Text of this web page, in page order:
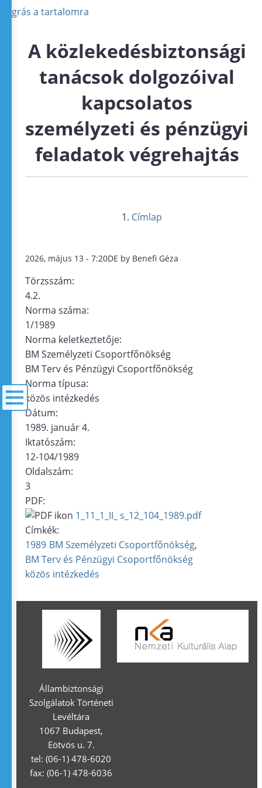
Ugrás a tartalomra
A közlekedésbiztonsági
tanácsok dolgozóival
kapcsolatos
személyzeti és pénzügyi
feladatok végrehajtás
Címlap
2026, május 13 - 7:20DE by Benefi Géza
Törzsszám:
4.2.
Norma száma:
1/1989
Norma keletkeztetője:
BM Személyzeti Csoportfőnökség
BM Terv és Pénzügyi Csoportfőnökség
Norma típusa:
közös intézkedés
Dátum:
1989. január 4.
Iktatószám:
12-104/1989
Oldalszám:
3
PDF:
1_11_1_II_ s_12_104_1989.pdf
Címkék:
1989 BM Személyzeti Csoportfőnökség
BM Terv és Pénzügyi Csoportfőnökség
közös intézkedés
Állambiztonsági
Szolgálatok Történeti
Levéltára
1067 Budapest,
Eötvös u. 7.
tel: (06-1) 478-6020
fax: (06-1) 478-6036